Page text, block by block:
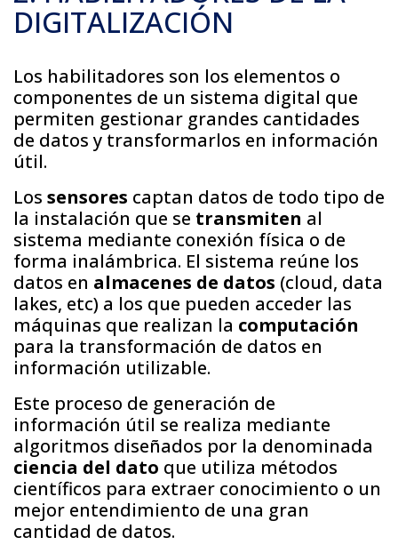
DIGITALIZACIÓN
Los habilitadores son los elementos o
componentes de un sistema digital que
permiten gestionar grandes cantidades
de datos y transformarlos en información
útil.
Los sensores captan datos de todo tipo de
la instalación que se transmiten al
sistema mediante conexión física o de
forma inalámbrica. El sistema reúne los
datos en almacenes de datos (cloud, data
lakes, etc) a los que pueden acceder las
máquinas que realizan la computación
para la transformación de datos en
información utilizable.
Este proceso de generación de
información útil se realiza mediante
algoritmos diseñados por la denominada
ciencia del dato que utiliza métodos
científicos para extraer conocimiento o un
mejor entendimiento de una gran
cantidad de datos.